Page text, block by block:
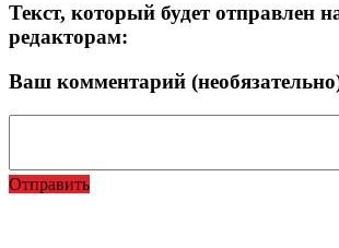
Текст, который будет отправлен
редакторам:
Ваш комментарий
Отправить